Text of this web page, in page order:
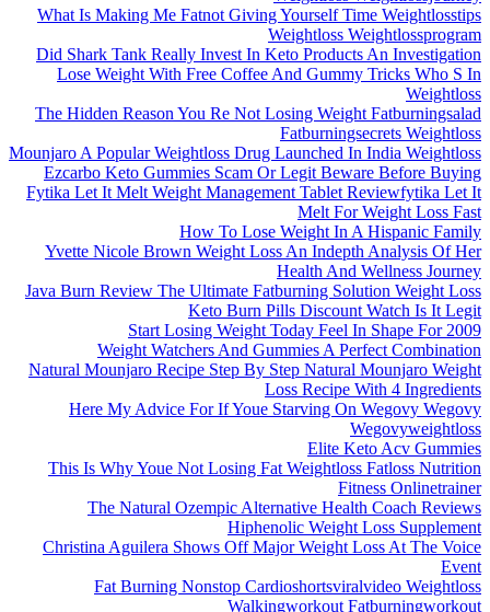
What Is Making Me Fatnot Giving Yourself Time Weightlosstips
Weightloss Weightlossprogram
Did Shark Tank Really Invest In Keto Products An Investigation
Lose Weight With Free Coffee And Gummy Tricks Who S In
Weightloss
The Hidden Reason You Re Not Losing Weight Fatburningsalad
Fatburningsecrets Weightloss
Mounjaro A Popular Weightloss Drug Launched In India Weightloss
Ezcarbo Keto Gummies Scam Or Legit Beware Before Buying
Fytika Let It Melt Weight Management Tablet Reviewfytika Let It
Melt For Weight Loss Fast
How To Lose Weight In A Hispanic Family
Yvette Nicole Brown Weight Loss An Indepth Analysis Of Her
Health And Wellness Journey
Java Burn Review The Ultimate Fatburning Solution Weight Loss
Keto Burn Pills Discount Watch Is It Legit
Start Losing Weight Today Feel In Shape For 2009
Weight Watchers And Gummies A Perfect Combination
Natural Mounjaro Recipe Step By Step Natural Mounjaro Weight
Loss Recipe With 4 Ingredients
Here My Advice For If Youe Starving On Wegovy Wegovy
Wegovyweightloss
Elite Keto Acv Gummies
This Is Why Youe Not Losing Fat Weightloss Fatloss Nutrition
Fitness Onlinetrainer
The Natural Ozempic Alternative Health Coach Reviews
Hiphenolic Weight Loss Supplement
Christina Aguilera Shows Off Major Weight Loss At The Voice
Event
Fat Burning Nonstop Cardioshortsviralvideo Weightloss
Walkingworkout Fatburningworkout